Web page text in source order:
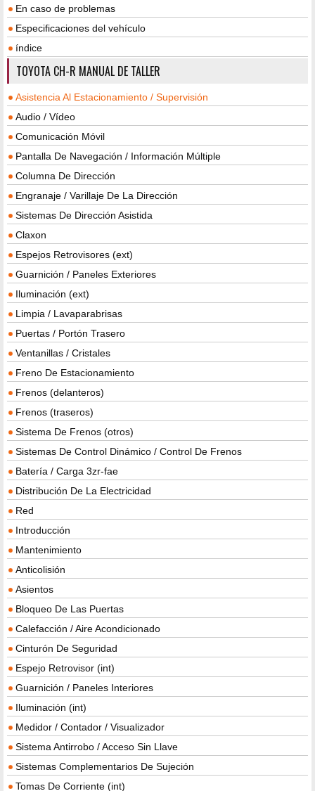
En caso de problemas
Especificaciones del vehículo
índice
TOYOTA CH-R MANUAL DE TALLER
Asistencia Al Estacionamiento / Supervisión
Audio / Vídeo
Comunicación Móvil
Pantalla De Navegación / Información Múltiple
Columna De Dirección
Engranaje / Varillaje De La Dirección
Sistemas De Dirección Asistida
Claxon
Espejos Retrovisores (ext)
Guarnición / Paneles Exteriores
Iluminación (ext)
Limpia / Lavaparabrisas
Puertas / Portón Trasero
Ventanillas / Cristales
Freno De Estacionamiento
Frenos (delanteros)
Frenos (traseros)
Sistema De Frenos (otros)
Sistemas De Control Dinámico / Control De Frenos
Batería / Carga 3zr-fae
Distribución De La Electricidad
Red
Introducción
Mantenimiento
Anticolisión
Asientos
Bloqueo De Las Puertas
Calefacción / Aire Acondicionado
Cinturón De Seguridad
Espejo Retrovisor (int)
Guarnición / Paneles Interiores
Iluminación (int)
Medidor / Contador / Visualizador
Sistema Antirrobo / Acceso Sin Llave
Sistemas Complementarios De Sujeción
Tomas De Corriente (int)